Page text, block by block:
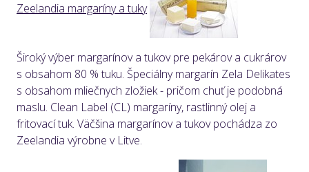
Zeelandia margaríny a tuky
Široký výber margarínov a tukov pre pekárov a cukrárov
s obsahom 80 % tuku. Špeciálny margarín Zela Delikates
s obsahom mliečnych zložiek - pričom chuť je podobná
maslu. Clean Label (CL) margaríny, rastlinný olej a
fritovací tuk. Väčšina margarínov a tukov pochádza zo
Zeelandia výrobne v Litve.